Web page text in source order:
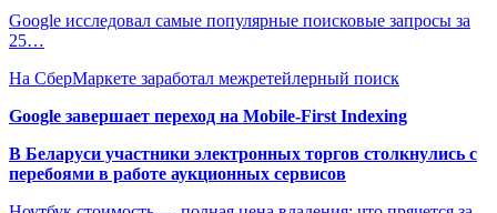
Google исследовал самые популярные поисковые запросы за
25…
На СберМаркете заработал межретейлерный поиск
Google завершает переход на Mobile-First Indexing
В Беларуси участники электронных торгов столкнулись с
перебоями в работе аукционных сервисов